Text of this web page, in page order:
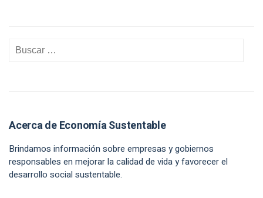
Acerca de Economía Sustentable
Brindamos información sobre empresas y gobiernos
responsables en mejorar la calidad de vida y favorecer el
desarrollo social sustentable.